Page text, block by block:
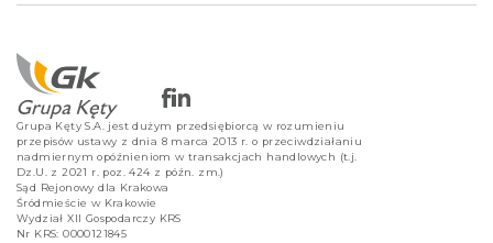
Grupa Kęty S.A. jest dużym przedsiębiorcą w rozumieniu
przepisów ustawy z dnia 8 marca 2013 r. o przeciwdziałaniu
nadmiernym opóźnieniom w transakcjach handlowych (t.j.
Dz.U. z 2021 r. poz. 424 z późn. zm.)
Sąd Rejonowy dla Krakowa
Śródmieście w Krakowie
Wydział XII Gospodarczy KRS
Nr KRS: 0000121845